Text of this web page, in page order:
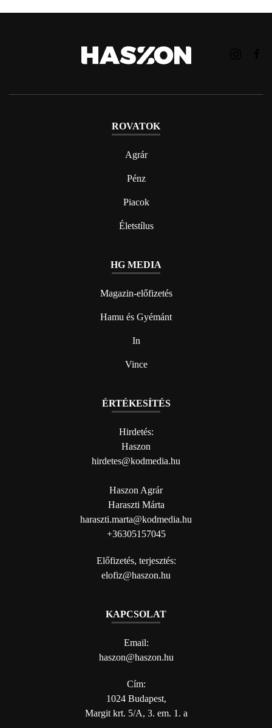
ROVATOK
Agrár
Pénz
Piacok
Életstílus
HG MEDIA
Magazin-előfizetés
Hamu és Gyémánt
In
Vince
ÉRTÉKESÍTÉS
Hirdetés:
Haszon
hirdetes@kodmedia.hu
Haszon Agrár
Haraszti Márta
haraszti.marta@kodmedia.hu
+36305157045
Előfizetés, terjesztés:
elofiz@haszon.hu
KAPCSOLAT
Email:
haszon@haszon.hu
Cím:
1024 Budapest,
Margit krt. 5/A, 3. em. 1. a